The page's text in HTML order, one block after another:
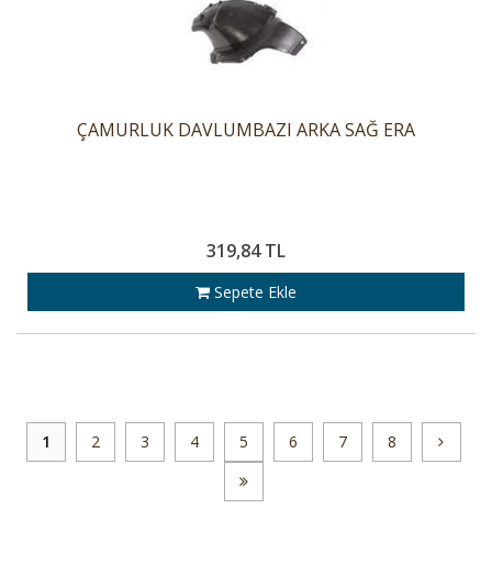
ÇAMURLUK DAVLUMBAZI ARKA SAĞ ERA
319,84 TL
Sepete Ekle
1 2 3 4 5 6 7 8